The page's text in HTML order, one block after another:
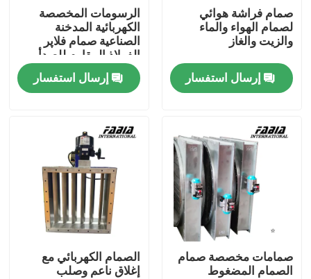
معلومات عنا
جولة في المعمل
مراقبة الجودة
اتصل بنا
اطلب اقتباس
صمام الكرة الهوائية
صمام الفراشة الهوائي
صمام فراشة هوائي
لصمام الهواء والماء
والزيت والغاز
إرسال استفسار
الرسومات المخصصة
الكهربائية المدخنة
الصناعية صمام فلاپر
الفولاذ المقاوم للصدأ
مواد أخرى
إرسال استفسار
صمامات مخصصة صمام
الصمام المضغوط
الصمام الكهربائي مع
إغلاق ناعم وصلب